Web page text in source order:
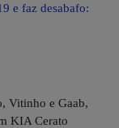
e faz desabafo:
Vitinho e Gaab,
KIA Cerato